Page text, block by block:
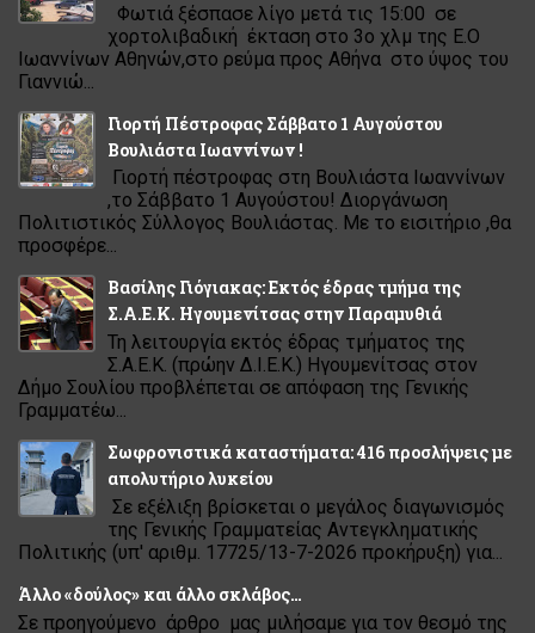
Φωτιά ξέσπασε λίγο μετά τις 15:00 σε
χορτολιβαδική έκταση στο 3ο χλμ της Ε.Ο
Ιωαννίνων Αθηνών,στο ρεύμα προς Αθήνα στο ύψος του
Γιαννιώ...
Γιορτή Πέστροφας Σάββατο 1 Αυγούστου
Βουλιάστα Ιωαννίνων !
Γιορτή πέστροφας στη Βουλιάστα Ιωαννίνων
,το Σάββατο 1 Αυγούστου! Διοργάνωση
Πολιτιστικός Σύλλογος Βουλιάστας. Με το εισιτήριο ,θα
προσφέρε...
Βασίλης Γιόγιακας: Εκτός έδρας τμήμα της
Σ.Α.Ε.Κ. Ηγουμενίτσας στην Παραμυθιά
Τη λειτουργία εκτός έδρας τμήματος της
Σ.Α.Ε.Κ. (πρώην Δ.Ι.Ε.Κ.) Ηγουμενίτσας στον
Δήμο Σουλίου προβλέπεται σε απόφαση της Γενικής
Γραμματέω...
Σωφρονιστικά καταστήματα: 416 προσλήψεις με
απολυτήριο λυκείου
Σε εξέλιξη βρίσκεται ο μεγάλος διαγωνισμός
της Γενικής Γραμματείας Αντεγκληματικής
Πολιτικής (υπ' αριθμ. 17725/13-7-2026 προκήρυξη) για...
Άλλο «δούλος» και άλλο σκλάβος…
Σε προηγούμενο άρθρο μας μιλήσαμε για τον θεσμό της